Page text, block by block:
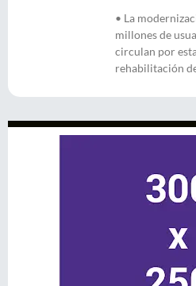
• La
millones de
circulan por
rehabilitación